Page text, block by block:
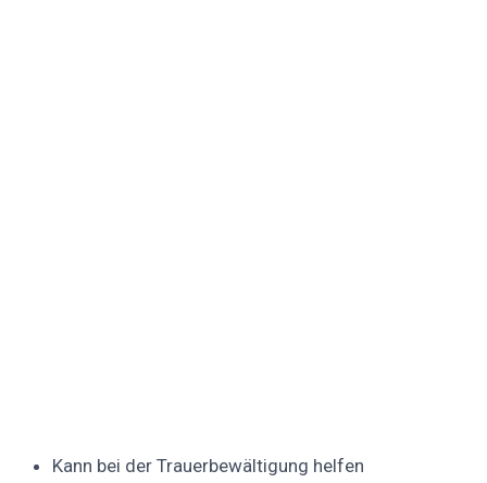
Kann bei der Trauerbewältigung helfen